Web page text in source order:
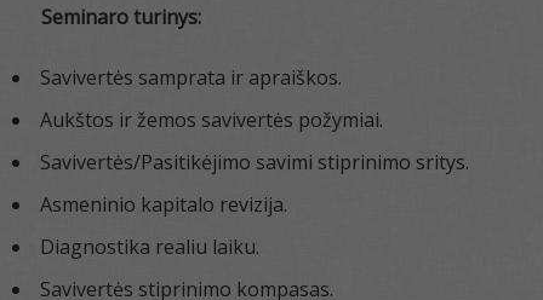
Seminaro turinys:
Savivertės samprata ir apraiškos.
Aukštos ir žemos savivertės požymiai.
Savivertės/Pasitikėjimo savimi stiprinimo sritys.
Asmeninio kapitalo revizija.
Diagnostika realiu laiku.
Savivertės stiprinimo kompasas.